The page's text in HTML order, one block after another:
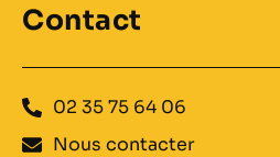
Contact
02 35 75 64 06
Nous contacter